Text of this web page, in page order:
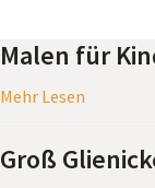
Malen für
Mehr Lesen
Groß